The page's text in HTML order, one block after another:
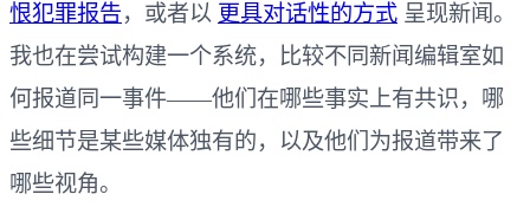
恨犯罪报告，或者以 更具对话性的方式 呈现新闻。
我也在尝试构建一个系统，比较不同新闻编辑室如
何报道同一事件——他们在哪些事实上有共识，哪
些细节是某些媒体独有的，以及他们为报道带来了
哪些视角。